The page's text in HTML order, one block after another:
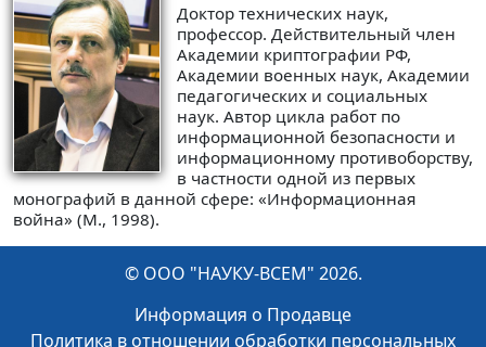
Доктор технических наук,
профессор. Действительный член
Академии криптографии РФ,
Академии военных наук, Академии
педагогических и социальных
наук. Автор цикла работ по
информационной безопасности и
информационному противоборству,
в частности одной из первых
монографий в данной сфере: «Информационная
война» (М., 1998).
© ООО "НАУКУ-ВСЕМ" 2026.
Информация о Продавце
Политика в отношении обработки персональных